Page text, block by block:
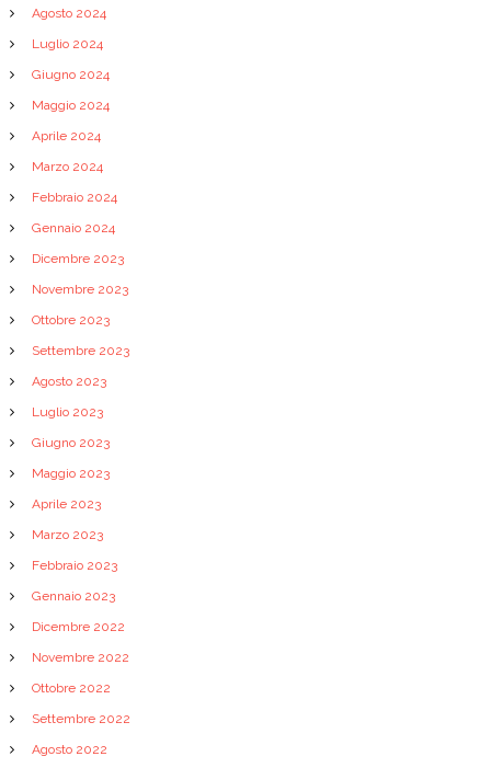
Agosto 2024
Luglio 2024
Giugno 2024
Maggio 2024
Aprile 2024
Marzo 2024
Febbraio 2024
Gennaio 2024
Dicembre 2023
Novembre 2023
Ottobre 2023
Settembre 2023
Agosto 2023
Luglio 2023
Giugno 2023
Maggio 2023
Aprile 2023
Marzo 2023
Febbraio 2023
Gennaio 2023
Dicembre 2022
Novembre 2022
Ottobre 2022
Settembre 2022
Agosto 2022